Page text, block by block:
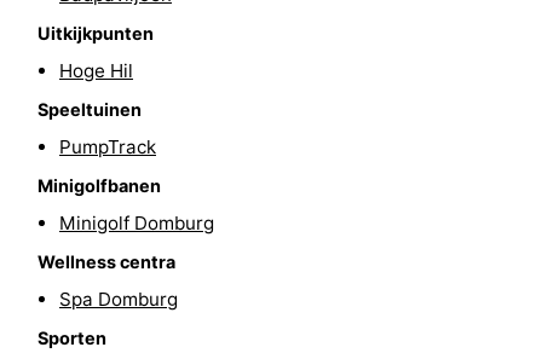
Route
Parkeren
Reisboekenwinkel
Nieuws
Medische
adressen
Regio
Uitkijkpunten
Hoge Hil
Speeltuinen
PumpTrack
Minigolfbanen
Minigolf Domburg
Wellness centra
Spa Domburg
Sporten